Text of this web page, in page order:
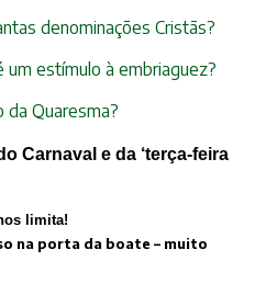
denominações Cristãs?
um estímulo à embriaguez?
da Quaresma?
Carnaval e da ‘terça-feira
limita!
na porta da boate – muito